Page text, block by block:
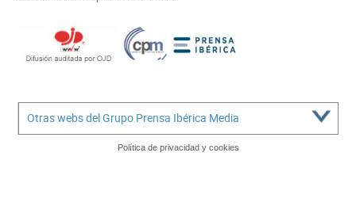
Otras webs del Grupo Prensa Ibérica Media
Política de privacidad y cookies